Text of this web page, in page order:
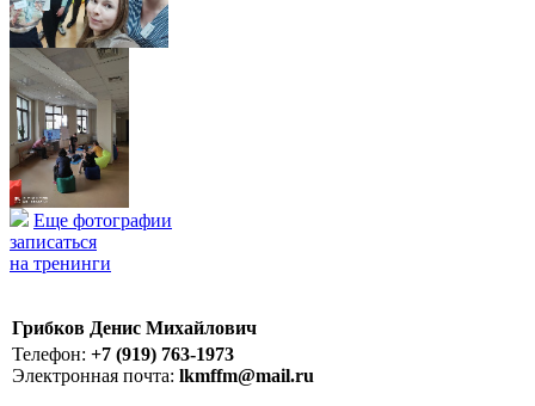
Еще фотографии
записаться
на тренинги
Грибков Денис Михайлович
Телефон: +7 (919) 763-1973
Электронная почта: lkmffm@mail.ru